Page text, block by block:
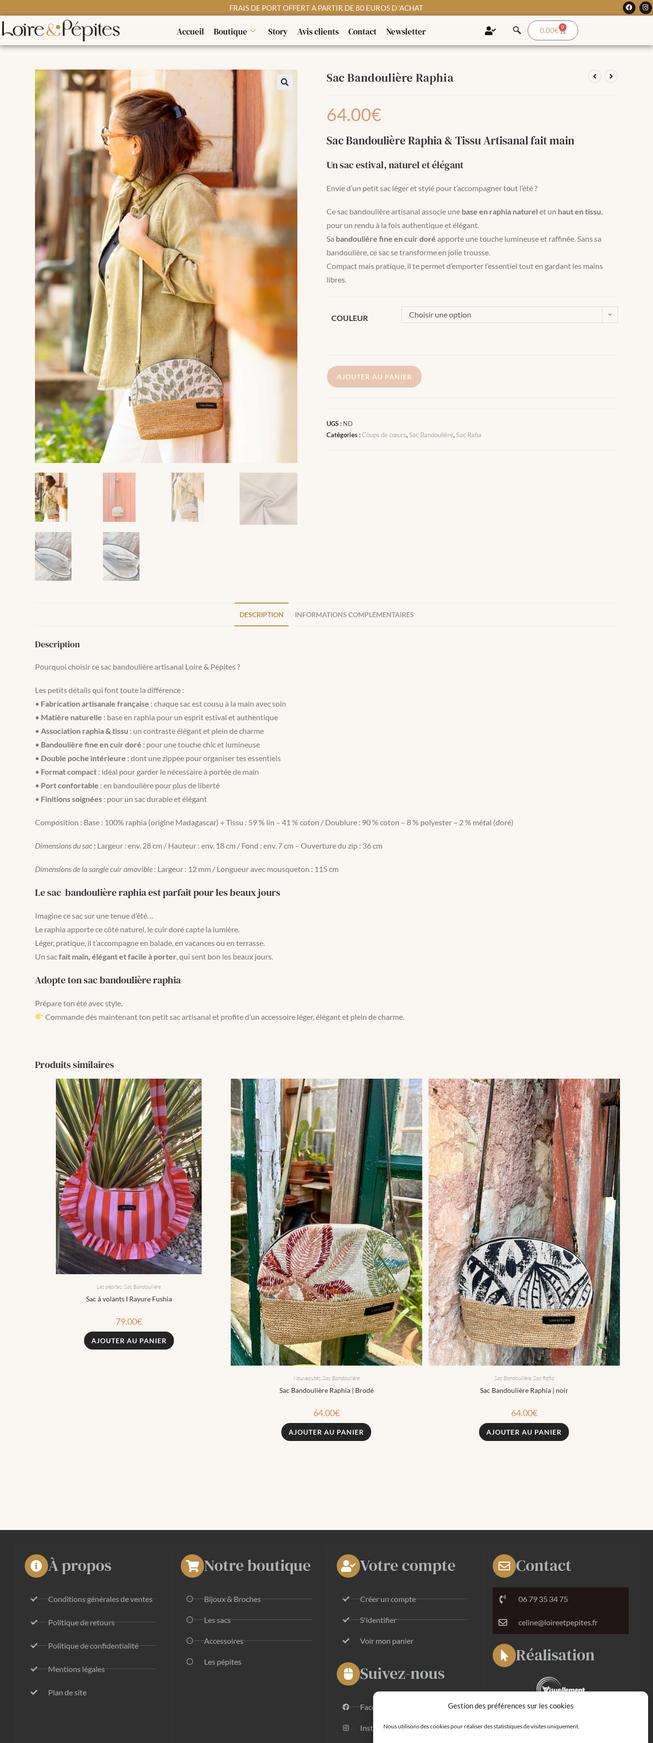
Gestion des préférences sur les cookies
Nous utilisons des cookies pour réaliser des statistiques de visites uniquement.
FRAIS DE PORT OFFERT A PARTIR DE 80 EUROS D 'ACHAT
Accueil Boutique Story Avis clients Contact Newsletter 0.00€ 0
Sac Bandoulière Raphia
64.00€
Sac Bandoulière Raphia & Tissu Artisanal fait main
Un sac estival, naturel et élégant
Envie d’un petit sac léger et stylé pour t’accompagner tout l’été ?
Ce sac bandoulière artisanal associe une base en raphia naturel et un haut en tissu,
pour un rendu à la fois authentique et élégant.
Sa bandoulière fine en cuir doré apporte une touche lumineuse et raffinée. Sans sa
bandoulière, ce sac se transforme en jolie trousse.
Compact mais pratique, il te permet d’emporter l’essentiel tout en gardant les mains
libres.
COULEUR Choisir une option
AJOUTER AU PANIER
UGS : ND
Catégories :Coups de cœurs,Sac Bandoulière,Sac Rafia
DESCRIPTION INFORMATIONS COMPLÉMENTAIRES
Description
Pourquoi choisir ce sac bandoulière artisanal Loire & Pépites ?
Les petits détails qui font toute la différence :
• Fabrication artisanale française : chaque sac est cousu à la main avec soin
• Matière naturelle : base en raphia pour un esprit estival et authentique
• Association raphia & tissu : un contraste élégant et plein de charme
• Bandoulière fine en cuir doré : pour une touche chic et lumineuse
• Double poche intérieure : dont une zippée pour organiser tes essentiels
• Format compact : idéal pour garder le nécessaire à portée de main
• Port confortable : en bandoulière pour plus de liberté
• Finitions soignées : pour un sac durable et élégant
Composition : Base : 100% raphia (origine Madagascar) + Tissu : 59 % lin – 41 % coton / Doublure : 90 % coton – 8 % polyester – 2 % métal (doré)
Dimensions du sac : Largeur : env. 28 cm / Hauteur : env. 18 cm / Fond : env. 7 cm – Ouverture du zip : 36 cm
Dimensions de la sangle cuir amovible : Largeur : 12 mm / Longueur avec mousqueton : 115 cm
Le sac bandoulière raphia est parfait pour les beaux jours
Imagine ce sac sur une tenue d’été…
Le raphia apporte ce côté naturel, le cuir doré capte la lumière.
Léger, pratique, il t’accompagne en balade, en vacances ou en terrasse.
Un sacfait main, élégant et facile à porter , qui sent bon les beaux jours.
Adopte ton sac bandoulière raphia
Prépare ton été avec style.
Commande dès maintenant ton petit sac artisanal et profite d’un accessoire léger, élégant et plein de charme.
Produits similaires
Les pépites ,Sac Bandoulière
Sac à volants I Rayure Fushia
79.00€
AJOUTER AU PANIER
Nouveautés,Sac Bandoulière
Sac Bandoulière Raphia | Brodé
64.00€
AJOUTER AU PANIER
Sac Bandoulière,Sac Rafia
Sac Bandoulière Raphia | noir
64.00€
AJOUTER AU PANIER
À propos
Conditions générales de ventes
Politique de retours
Politique de confidentialité
Mentions légales
Plan de site
Notre boutique
Bijoux & Broches
Les sacs
Accessoires
Les pépites
Votre compte
Créer un compte
S'identifier
Voir mon panier
Suivez-nous
Facebook
Instagram
Contact
06 79 35 34 75
celine@loireetpepites.fr
Réalisation
Agence digitale